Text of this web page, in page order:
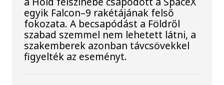
egyik Falcon–9 rakétájának felső
fokozata. A becsapódást a Földről
szabad szemmel nem lehetett látni, a
szakemberek azonban távcsövekkel
figyelték az eseményt.